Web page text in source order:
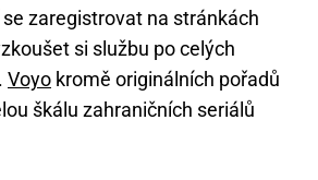
zaregistrovat na stránkách
si službu po celých
Voyo kromě originálních pořadů
škálu zahraničních seriálů